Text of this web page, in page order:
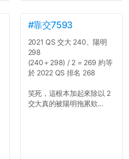
上早八的毅力跟每年的新年
新希望一樣不持久。
四、不要當班代。不要當班
代。不要當班代。
五、每天都能穿便服上學好
像很爽，切記不要把自己混
單、大方就好。
六、一個人吃午餐修通識沒
#靠交7593
2021 QS 交大 240、陽明
298
(240＋298) / 2 = 269 約等
於 2022 QS 排名 268
笑死，這根本加起來除以 2
交大真的被陽明拖累欸...